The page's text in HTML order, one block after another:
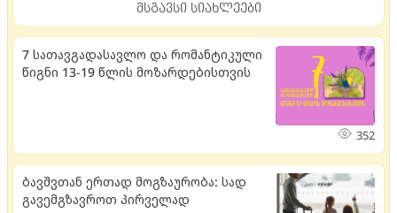
მსგავსი სიახლეები
7 სათავგადასავლო და რომანტიკული
წიგნი 13-19 წლის მოზარდებისთვის
352
ბავშვთან ერთად მოგზაურობა: სად
გავემგზავროთ პირველად